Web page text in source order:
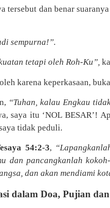
tersebut dan benar
sempurna!”.
tetapi oleh Roh-Ku”,
karena keperkasaan,
“Tuhan, kalau Engkau
saya itu ‘NOL BESAR’!
tidak peduli.
54:2-3,
dan pancangkanlah
dan akan mendiami
dalam Doa, Pujian